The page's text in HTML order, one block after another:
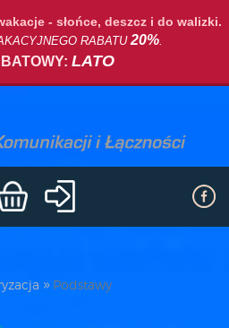
- słońce, deszcz i do walizki.
RABATU20%.
LATO
Podstawy